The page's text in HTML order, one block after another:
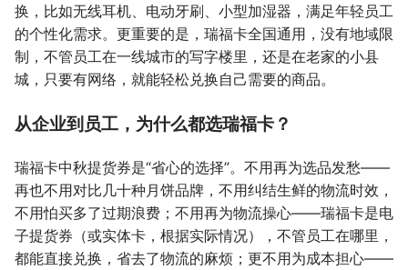
换，比如无线耳机、电动牙刷、小型加湿器，满足年轻员工
的个性化需求。更重要的是，瑞福卡全国通用，没有地域限
制，不管员工在一线城市的写字楼里，还是在老家的小县
城，只要有网络，就能轻松兑换自己需要的商品。
从企业到员工，为什么都选瑞福卡？
瑞福卡中秋提货券是“省心的选择”。不用再为选品发愁——
再也不用对比几十种月饼品牌，不用纠结生鲜的物流时效，
不用怕买多了过期浪费；不用再为物流操心——瑞福卡是电
子提货券（或实体卡，根据实际情况），不管员工在哪里，
都能直接兑换，省去了物流的麻烦；更不用为成本担心——